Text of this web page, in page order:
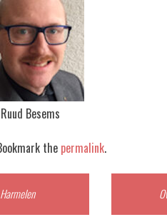
Ruud Besems
the permalink.